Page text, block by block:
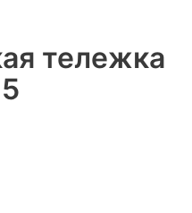
тележка